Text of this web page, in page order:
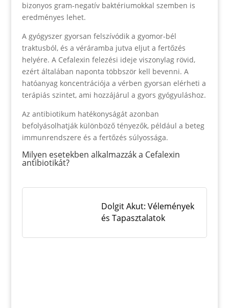
bizonyos gram-negatív baktériumokkal szemben is
eredményes lehet.
A gyógyszer gyorsan felszívódik a gyomor-bél
traktusból, és a véráramba jutva eljut a fertőzés
helyére. A Cefalexin felezési ideje viszonylag rövid,
ezért általában naponta többször kell bevenni. A
hatóanyag koncentrációja a vérben gyorsan elérheti a
terápiás szintet, ami hozzájárul a gyors gyógyuláshoz.
Az antibiotikum hatékonyságát azonban
befolyásolhatják különböző tényezők, például a beteg
immunrendszere és a fertőzés súlyossága.
Milyen esetekben alkalmazzák a Cefalexin
antibiotikát?
Dolgit Akut: Vélemények
és Tapasztalatok